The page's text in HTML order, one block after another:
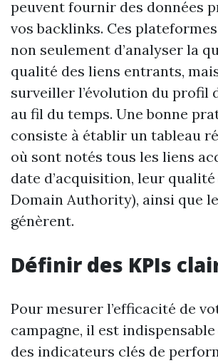
peuvent fournir des données
vos backlinks. Ces
non seulement d’analyser la
qualité des liens entrants,
surveiller l’évolution du profil
au fil du temps. Une bonne
consiste à établir un tableau
où sont notés tous les liens
date d’acquisition, leur qualité
Domain Authority), ainsi que
génèrent.
Définir des KPIs
Pour mesurer l’efficacité de
campagne, il est
des indicateurs clés de